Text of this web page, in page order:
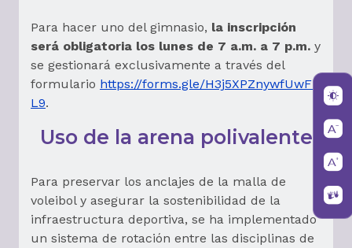
Para hacer uno del gimnasio, la inscripción
será obligatoria los lunes de 7 a.m. a 7 p.m. y
se gestionará exclusivamente a través del
formulario https://forms.gle/H3j5XPZnywfUwFK
L9.
Uso de la arena polivalente
Para preservar los anclajes de la malla de
voleibol y asegurar la sostenibilidad de la
infraestructura deportiva, se ha implementado
un sistema de rotación entre las disciplinas de